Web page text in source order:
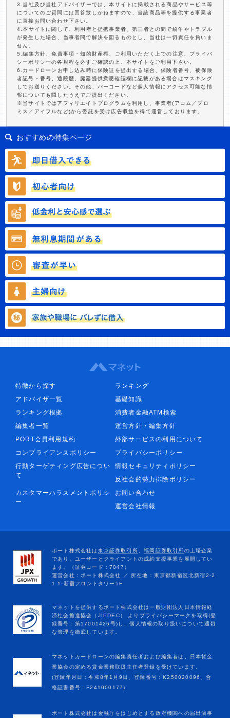
3.当社及び当社アドバイザーでは、本サイトに掲載される商品やサービス等
についてのご質問には回答致しかねますので、当該商品等を提供する事業者
に直接お問い合わせ下さい。
4.本サイトに関して、利用者と提携事業者、第三者との間で紛争やトラブル
が発生した場合、当事者間で解決を図るものとし、当社は一切責任を負いま
せん。
5.編集方針、免責事項・知的財産権、ご利用いただく上での注意、プライバ
シーポリシーの各規程を必ずご確認の上、本サイトをご利用下さい。
6.カードローンお申し込み時に保険証を提出する場合、保険者番号、被保険
者記号・番号、通院歴、臓器提供意思確認欄に記載がある場合はマスキング
してお送りください。その他、バーコードなど個人情報にアクセス可能な情
報についても隠したうえでご提出ください。
※当サイトではアフィリエイトプログラムを利用し、事業者(アコム／プロ
ミス／アイフルなど)から委託を受け広告収益を得て運営しております。
おすすめの特集ページ
特徴から探す
ランキング
アドバイザ一覧
基礎知識
ランキング根拠
消費者金融ATM検索
編集者一覧
運営方針・編集方針
PORT会員利用規約
外部サービスの利用について
コンプライアンスポリシー
プライバシーポリシー
行動ターゲティング広告につい
て
情報セキュリティポリシー
反社会的勢力排除ポリシー
カスタマーハラスメントポリシ
ー
お問い合わせ
運営会社情報
マネットカードローンの編集責任者および編集者は、日本貸金
業協会の定める貸金業務取扱主任者登録を受けています。
(登録年月日：令和8年1月9日、登録番号：K250020096、合
格証書番号：F241000177)
ポート株式会社は金融庁をはじめとする政府機関への届出済事